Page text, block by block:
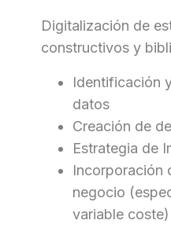
Digitalización de
constructivos y
Identificación
datos
Creación de
Estrategia de
Incorporación
negocio
variable coste)